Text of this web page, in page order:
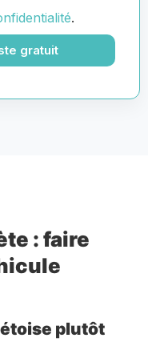
.
gratuit
: faire
plutôt